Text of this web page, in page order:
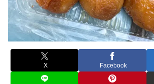
X Facebook